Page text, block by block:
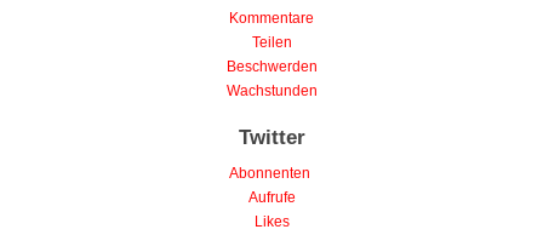
Kommentare
Teilen
Beschwerden
Wachstunden
Twitter
Abonnenten
Aufrufe
Likes